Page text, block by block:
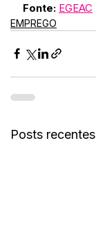
Fonte: EGEAC
EMPREGO
Posts recentes